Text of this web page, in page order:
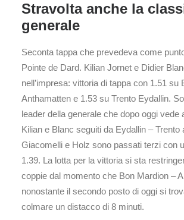
Stravolta anche la
generale
Seconta tappa che prevedeva come
Pointe de Dard. Kilian Jornet e Didier
nell’impresa: vittoria di tappa con 1.51 su
Anthamatten e 1.53 su Trento Eydallin.
leader della generale che dopo oggi vede
Kilian e Blanc seguiti da Eydallin – Trento
Giacomelli e Holz sono passati terzi con
1.39. La lotta per la vittoria si sta
coppie dal momento che Bon Mardion –
nonostante il secondo posto di oggi si
colmare un distacco di 8 minuti.